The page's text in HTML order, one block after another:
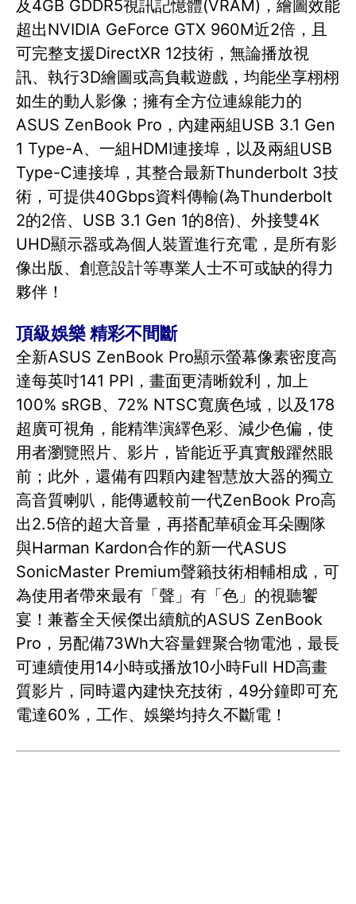
及4GB GDDR5視訊記憶體(VRAM)，繪圖效能
超出NVIDIA GeForce GTX 960M近2倍，且
可完整支援DirectXR 12技術，無論播放視
訊、執行3D繪圖或高負載遊戲，均能坐享栩栩
如生的動人影像；擁有全方位連線能力的
ASUS ZenBook Pro，內建兩組USB 3.1 Gen
1 Type-A、一組HDMI連接埠，以及兩組USB
Type-C連接埠，其整合最新Thunderbolt 3技
術，可提供40Gbps資料傳輸(為Thunderbolt
2的2倍、USB 3.1 Gen 1的8倍)、外接雙4K
UHD顯示器或為個人裝置進行充電，是所有影
像出版、創意設計等專業人士不可或缺的得力
夥伴！
頂級娛樂 精彩不間斷
全新ASUS ZenBook Pro顯示螢幕像素密度高
達每英吋141 PPI，畫面更清晰銳利，加上
100% sRGB、72% NTSC寬廣色域，以及178
超廣可視角，能精準演繹色彩、減少色偏，使
用者瀏覽照片、影片，皆能近乎真實般躍然眼
前；此外，還備有四顆內建智慧放大器的獨立
高音質喇叭，能傳遞較前一代ZenBook Pro高
出2.5倍的超大音量，再搭配華碩金耳朵團隊
與Harman Kardon合作的新一代ASUS
SonicMaster Premium聲籟技術相輔相成，可
為使用者帶來最有「聲」有「色」的視聽饗
宴！兼蓄全天候傑出續航的ASUS ZenBook
Pro，另配備73Wh大容量鋰聚合物電池，最長
可連續使用14小時或播放10小時Full HD高畫
質影片，同時還內建快充技術，49分鐘即可充
電達60%，工作、娛樂均持久不斷電！